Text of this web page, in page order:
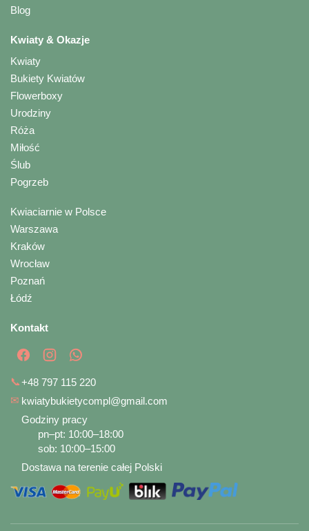
Blog
Kwiaty & Okazje
Kwiaty
Bukiety Kwiatów
Flowerboxy
Urodziny
Róża
Miłość
Ślub
Pogrzeb
Kwiaciarnie w Polsce
Warszawa
Kraków
Wrocław
Poznań
Łódź
Kontakt
📞+48 797 115 220
✉ kwiatybukietycompl@gmail.com
Godziny pracy
pn–pt: 10:00–18:00
sob: 10:00–15:00
Dostawa na terenie całej Polski